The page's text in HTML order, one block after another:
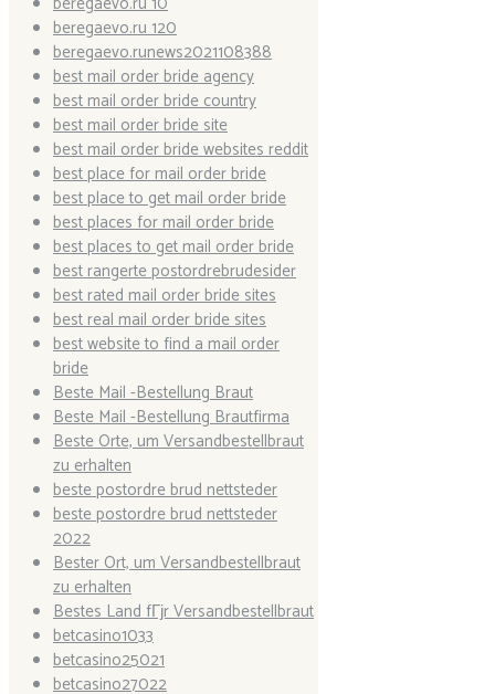
beregaevo.ru 120
beregaevo.runews2021108388
best mail order bride agency
best mail order bride country
best mail order bride site
best mail order bride websites reddit
best place for mail order bride
best place to get mail order bride
best places for mail order bride
best places to get mail order bride
best rangerte postordrebrudesider
best rated mail order bride sites
best real mail order bride sites
best website to find a mail order
bride
Beste Mail -Bestellung Braut
Beste Mail -Bestellung Brautfirma
Beste Orte, um Versandbestellbraut
zu erhalten
beste postordre brud nettsteder
beste postordre brud nettsteder
2022
Bester Ort, um Versandbestellbraut
zu erhalten
Bestes Land fГјr Versandbestellbraut
betcasino1033
betcasino25021
betcasino27022